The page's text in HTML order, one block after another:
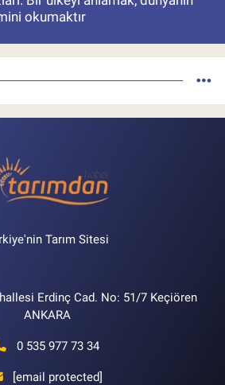
okumaktır
Tarım Sitesi
Erdinç Cad. No: 51/7 Keçiören
ANKARA
0 535 977 73 34
[email protected]